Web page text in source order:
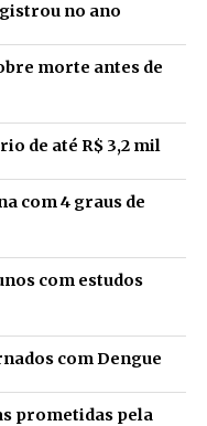
no ano
morte antes de
de até R$ 3,2 mil
com 4 graus de
com estudos
com Dengue
prometidas pela